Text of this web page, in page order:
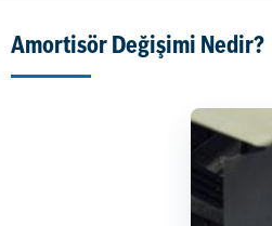
Amortisör Değişimi Nedir?